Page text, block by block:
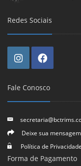
Redes Sociais
Fale Conosco
Deixe sua mensagem
Política de Privacidade
Forma de Pagamento